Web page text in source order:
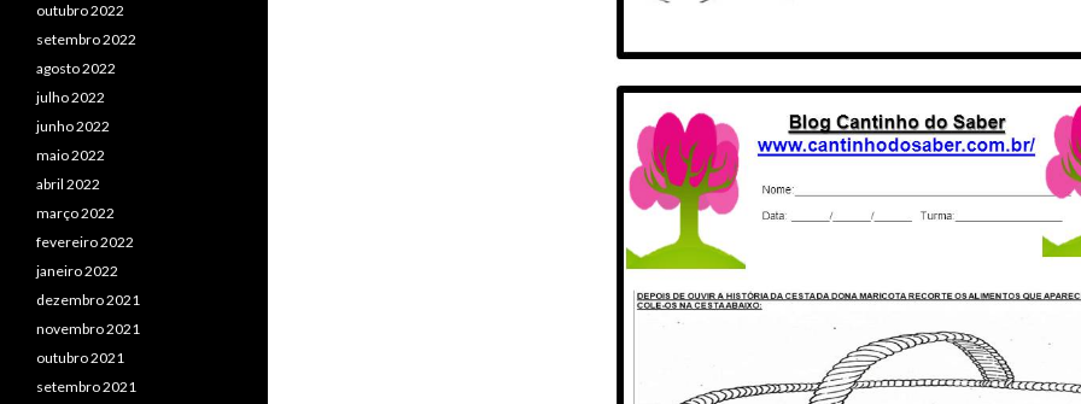
outubro 2022
setembro 2022
agosto 2022
julho 2022
junho 2022
maio 2022
abril 2022
março 2022
fevereiro 2022
janeiro 2022
dezembro 2021
novembro 2021
outubro 2021
setembro 2021